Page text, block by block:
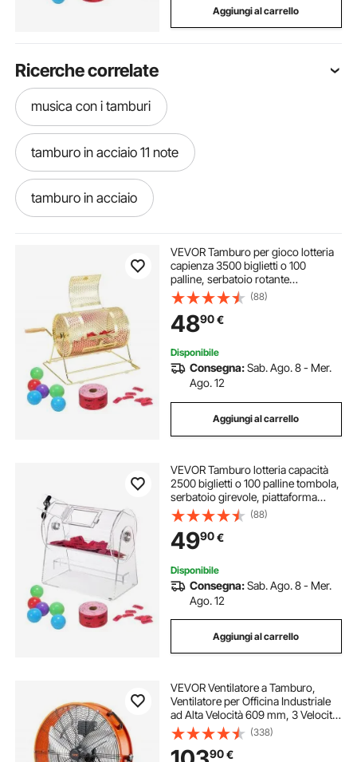
Aggiungi al carrello
Ricerche correlate
musica con i tamburi
tamburo in acciaio 11 note
tamburo in acciaio
tamburo strumenti musicali
musiche con tamburi tamburo con lingua
musica con tamburo musica con tamburi
tamburo in acciaio handpan
tamburo x gioco lotteria
VEVOR Tamburo per gioco lotteria
capienza 3500 biglietti o 100
palline, serbatoio rotante
piattaforma girevole della lotteria,
scatola per biglietti per giochi della
lotteria colore dorato
(88)
4890€
Disponibile
Consegna:Sab. Ago. 8 - Mer.
Ago. 12
Aggiungi al carrello
VEVOR Tamburo lotteria capacità
2500 biglietti o 100 palline tombola,
serbatoio girevole, piattaforma
girevole trasparente lotteria, scatola
per biglietti per giochi della lotteria
(88)
4990€
Disponibile
Consegna:Sab. Ago. 8 - Mer.
Ago. 12
Aggiungi al carrello
VEVOR Ventilatore a Tamburo,
Ventilatore per Officina Industriale
ad Alta Velocità 609 mm, 3 Velocità
8700 CFM, Inclinazione Regolabile
a 360°, Timer 0-2H, Ventilatore per
Magazzino Officina Fabbrica
(338)
90€